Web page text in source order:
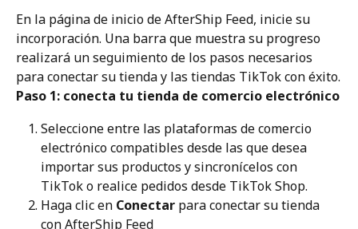
En la página de inicio de AfterShip Feed, inicie su
incorporación. Una barra que muestra su progreso
realizará un seguimiento de los pasos necesarios
para conectar su tienda y las tiendas TikTok con éxito.
Paso 1: conecta tu tienda de comercio electrónico
Seleccione entre las plataformas de comercio
electrónico compatibles desde las que desea
importar sus productos y sincronícelos con
TikTok o realice pedidos desde TikTok Shop.
Haga clic en Conectar para conectar su tienda
con AfterShip Feed